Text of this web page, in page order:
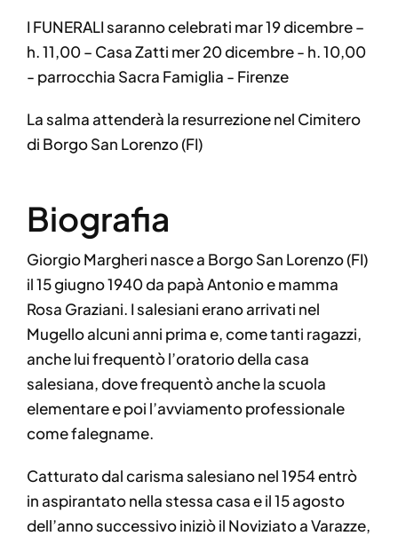
I FUNERALI saranno celebrati mar 19 dicembre –
h. 11,00 – Casa Zatti mer 20 dicembre - h. 10,00
- parrocchia Sacra Famiglia - Firenze
La salma attenderà la resurrezione nel Cimitero
di Borgo San Lorenzo (FI)
Biografia
Giorgio Margheri nasce a Borgo San Lorenzo (FI)
il 15 giugno 1940 da papà Antonio e mamma
Rosa Graziani. I salesiani erano arrivati nel
Mugello alcuni anni prima e, come tanti ragazzi,
anche lui frequentò l’oratorio della casa
salesiana, dove frequentò anche la scuola
elementare e poi l’avviamento professionale
come falegname.
Catturato dal carisma salesiano nel 1954 entrò
in aspirantato nella stessa casa e il 15 agosto
dell’anno successivo iniziò il Noviziato a Varazze,